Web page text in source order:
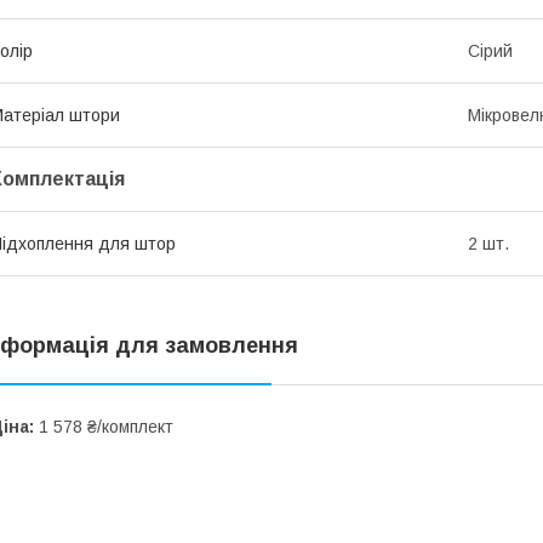
Сірий
штори
для штор 2 шт.
для замовлення
1 578 ₴/комплект